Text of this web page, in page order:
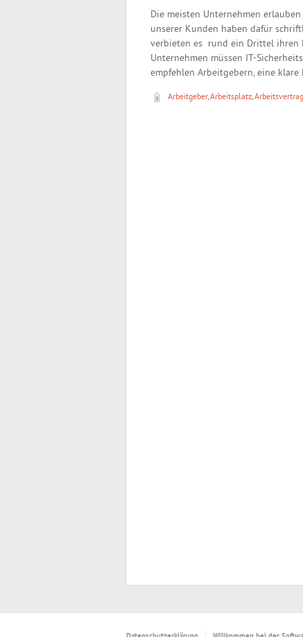
Die meisten Unternehmen
unserer Kunden haben dafür
verbieten es rund ein Drittel ihren
Unternehmen müssen IT-
empfehlen Arbeitgebern, eine
Arbeitgeber,Arbeitsplatz,Arbeitsvertrag